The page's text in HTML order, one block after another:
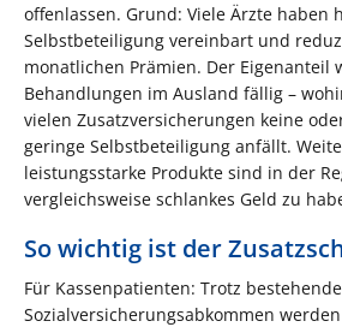
offenlassen. Grund: Viele Ärzte haben
Selbstbeteiligung vereinbart und
monatlichen Prämien. Der Eigenanteil
Behandlungen im Ausland fällig –
vielen Zusatzversicherungen keine
geringe Selbstbeteiligung anfällt.
leistungsstarke Produkte sind in der
vergleichsweise schlankes Geld zu
So wichtig ist der
Für Kassenpatienten: Trotz
Sozialversicherungsabkommen